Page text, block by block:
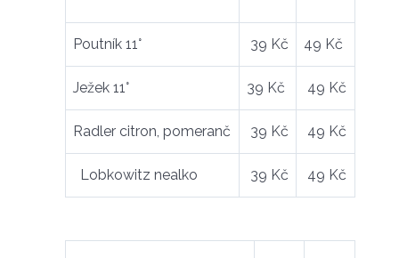
Poutník 11° 39 Kč 49 Kč
Ježek 11° 39 Kč 49 Kč
Radler citron, pomeranč 39 Kč 49 Kč
Lobkowitz nealko 39 Kč 49 Kč